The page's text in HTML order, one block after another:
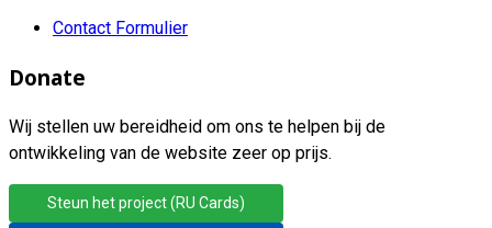
Contact Formulier
Donate
Wij stellen uw bereidheid om ons te helpen bij de
ontwikkeling van de website zeer op prijs.
Steun het project (RU Cards)